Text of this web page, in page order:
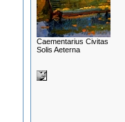
Сaementarius Civitas
Solis Aeterna